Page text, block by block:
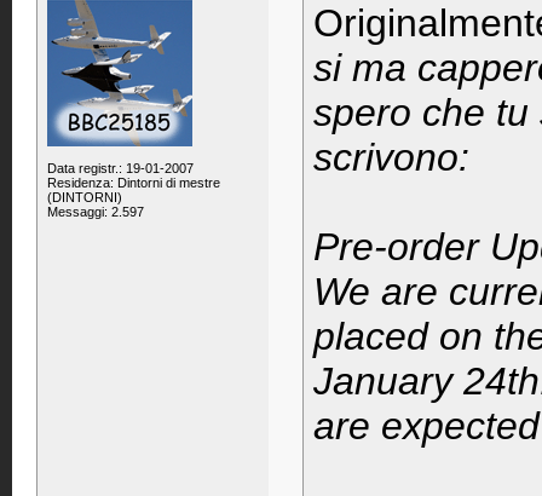
Data registr.: 19-01-2007
Residenza: Dintorni di mestre
(DINTORNI)
Messaggi: 2.597
si ma
spero che tu
scrivono:
Pre-order
We are
placed on
January
are